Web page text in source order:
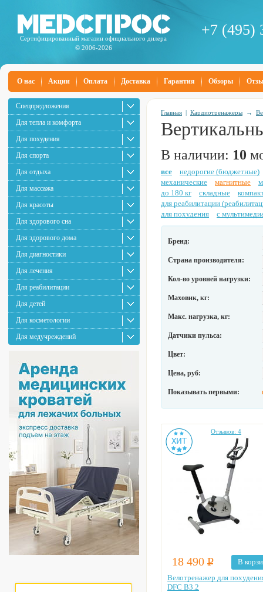
Сертифицированный магазин официального дилера
© 2006-2026
+7 (495)
О нас Акции Оплата Доставка Гарантия Обзоры
Спецпредложения
Для тепла и комфорта
Для похудения
Для спорта
Для отдыха
Для массажа
Для красоты
Для здорового сна
Для здорового дома
Для диагностики
Для лечения
Для реабилитации
Для детей
Для косметологии
Для медучреждений
Главная | Кардиотренажеры →
В наличии: 10
все
недорогие (бюджетные)
механические
магнитные
до 180 кг
складные
для реабилитации
для похудения
с
Бренд:
Страна производителя:
Кол-во уровней нагрузки:
Маховик, кг:
Макс. нагрузка, кг:
Датчики пульса:
Цвет:
Цена, руб:
Показывать первыми:
Отзывов: 4
18 490 Р
В
Велотренажер для
DFC B3.2